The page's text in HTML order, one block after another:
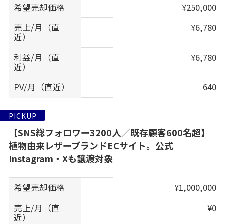
希望売却価格
¥250,000
売上/月（直
近）
¥6,780
利益/月（直
近）
¥6,780
PV/月（直近） 640
PICKUP
【SNS総フォロワー3200人／既存顧客600名超】
植物由来レザーブランドECサイト。公式
Instagram・Xも譲渡対象
希望売却価格
¥1,000,000
売上/月（直
近）
¥0